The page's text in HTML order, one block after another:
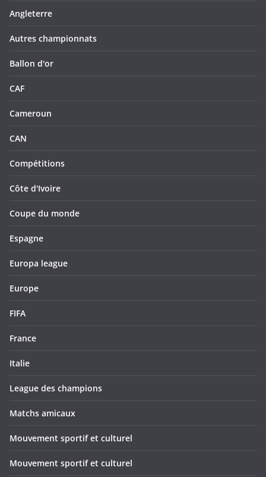
Angleterre
Autres championnats
Ballon d'or
CAF
Cameroun
CAN
Compétitions
Côte d'Ivoire
Coupe du monde
Espagne
Europa league
Europe
FIFA
France
Italie
League des champions
Matchs amicaux
Mouvement sportif et culturel
Mouvement sportif et culturel